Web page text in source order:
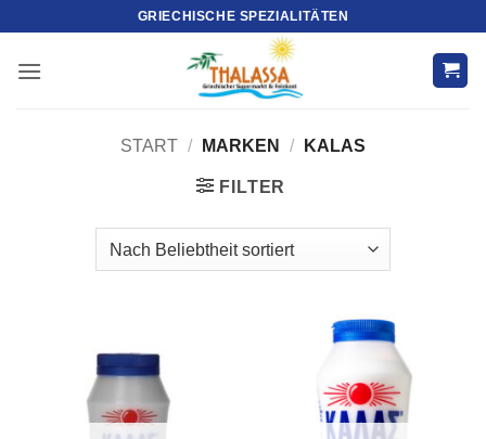
springen
GRIECHISCHE SPEZIALITÄTEN
START / MARKEN / KALAS
FILTER